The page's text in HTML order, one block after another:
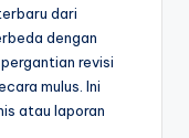
dari
dengan
revisi
mulus. Ini
atau laporan